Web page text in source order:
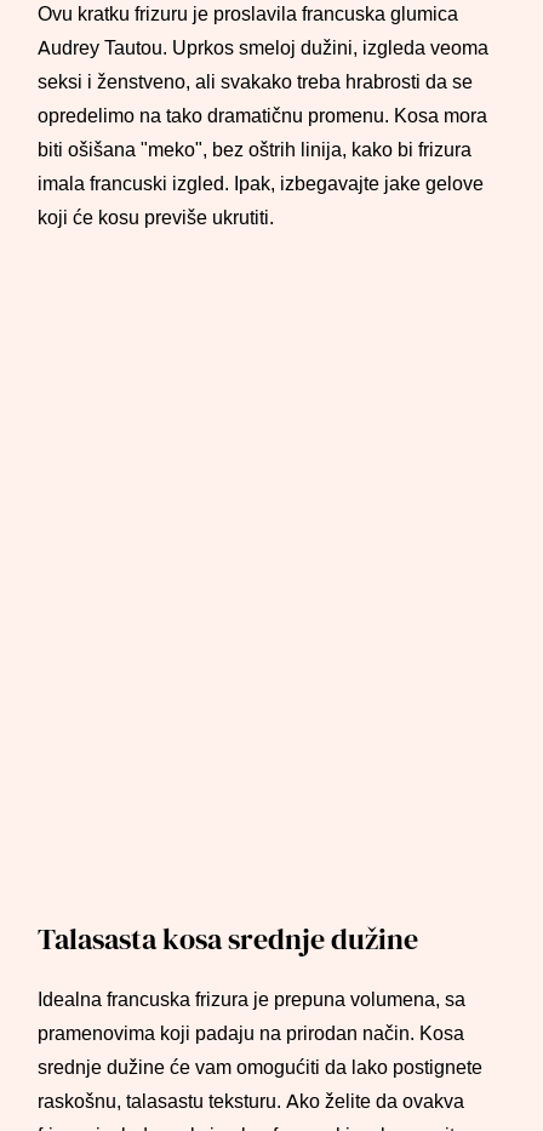
Ovu kratku frizuru je proslavila francuska glumica
Audrey Tautou. Uprkos smeloj dužini, izgleda veoma
seksi i ženstveno, ali svakako treba hrabrosti da se
opredelimo na tako dramatičnu promenu. Kosa mora
biti ošišana "meko", bez oštrih linija, kako bi frizura
imala francuski izgled. Ipak, izbegavajte jake gelove
koji će kosu previše ukrutiti.
Talasasta kosa srednje dužine
Idealna francuska frizura je prepuna volumena, sa
pramenovima koji padaju na prirodan način. Kosa
srednje dužine će vam omogućiti da lako postignete
raskošnu, talasastu teksturu. Ako želite da ovakva